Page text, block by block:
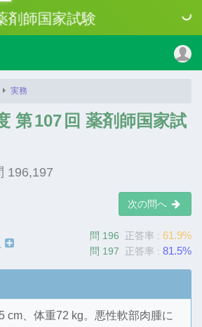
剤師国家試験
実務
第107 回 薬剤師国家試
196,197
次の問へ
問 196 正答率 : 61.9%
問 197 正答率 : 81.5%
cm、体重72 kg。悪性軟部肉腫に